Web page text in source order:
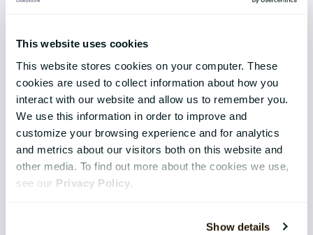
This website uses cookies
This website stores cookies on your computer. These
cookies are used to collect information about how you
interact with our website and allow us to remember you.
We use this information in order to improve and
customize your browsing experience and for analytics
and metrics about our visitors both on this website and
other media. To find out more about the cookies we use,
see our Privacy Policy
Show details
Organisation & Culture
Recruitment
Employee Engagement
TEKNIK & TJÄNSTER
Implementation